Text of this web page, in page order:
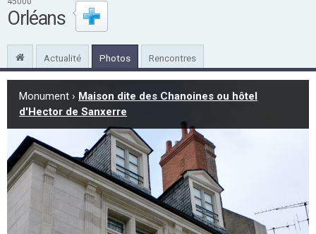
Orléans
Actualité Photos Rencontres
Monument › Maison dite des Chanoines ou hôtel
d'Hector de Sanxerre